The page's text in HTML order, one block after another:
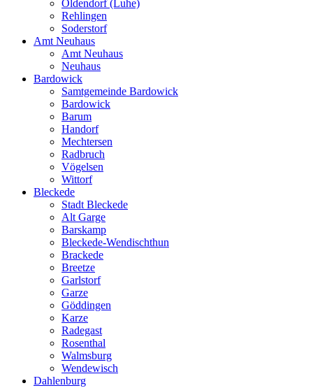
Oldendorf (Luhe)
Rehlingen
Soderstorf
Amt Neuhaus
Amt Neuhaus
Neuhaus
Bardowick
Samtgemeinde Bardowick
Bardowick
Barum
Handorf
Mechtersen
Radbruch
Vögelsen
Wittorf
Bleckede
Stadt Bleckede
Alt Garge
Barskamp
Bleckede-Wendischthun
Brackede
Breetze
Garlstorf
Garze
Göddingen
Karze
Radegast
Rosenthal
Walmsburg
Wendewisch
Dahlenburg